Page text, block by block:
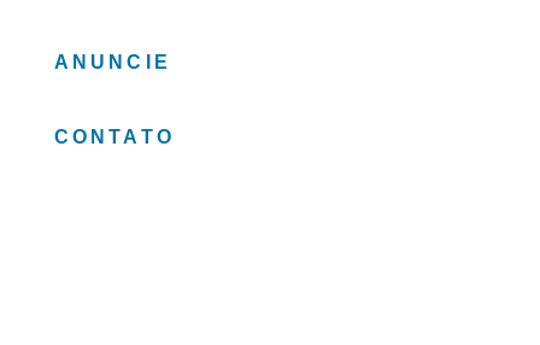
ANUNCIE
CONTATO